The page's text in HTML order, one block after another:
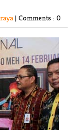
| Comments : 0